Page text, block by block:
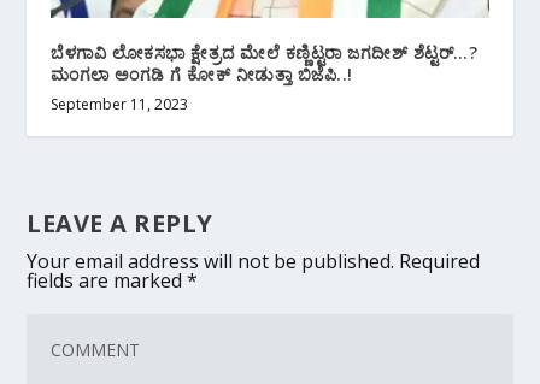
ಬೆಳಗಾವಿ ಲೋಕಸಭಾ ಕ್ಷೇತ್ರದ ಮೇಲೆ ಕಣ್ಣಿಟ್ಟರಾ ಜಗದೀಶ್ ಶೆಟ್ಟರ್…?
ಮಂಗಲಾ ಅಂಗಡಿ ಗೆ ಕೋಕ್ ನೀಡುತ್ತಾ ಬಿಜೆಪಿ..!
September 11, 2023
LEAVE A REPLY
Your email address will not be published. Required
fields are marked*